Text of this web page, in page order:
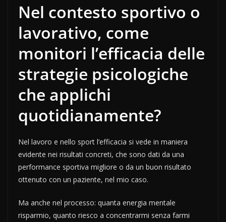
Nel contesto sportivo o
lavorativo, come
monitori l’efficacia delle
strategie psicologiche
che applichi
quotidianamente?
Nel lavoro e nello sport l’efficacia si vede in maniera
evidente nei risultati concreti, che sono dati da una
performance sportiva migliore o da un buon risultato
ottenuto con un paziente, nel mio caso.
Ma anche nel processo: quanta energia mentale
risparmio, quanto riesco a concentrarmi senza farmi